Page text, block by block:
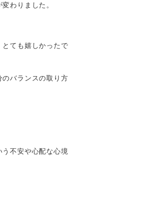
わりました。
ても嬉しかったで
バランスの取り方
不安や心配な心境